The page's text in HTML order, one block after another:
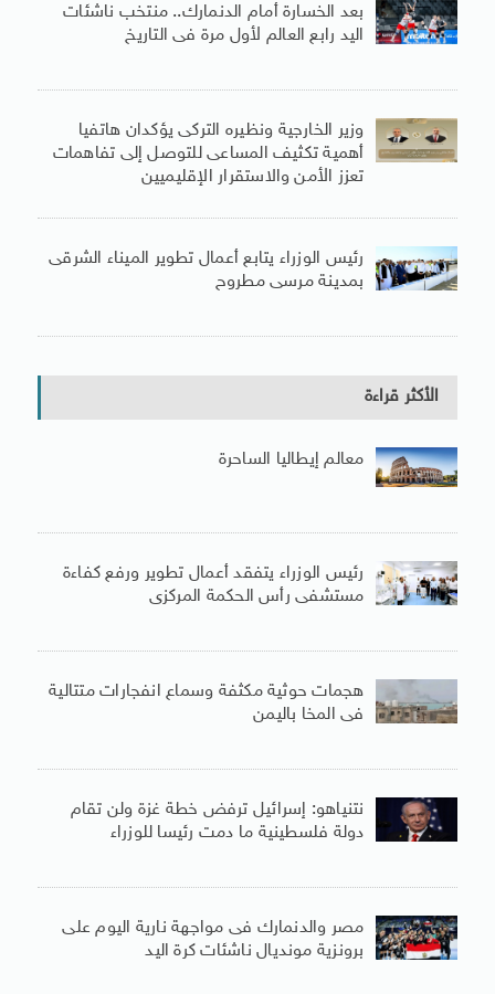
بعد الخسارة أمام الدنمارك.. منتخب ناشئات
اليد رابع العالم لأول مرة فى التاريخ
وزير الخارجية ونظيره التركى يؤكدان هاتفيا
أهمية تكثيف المساعى للتوصل إلى تفاهمات
تعزز الأمن والاستقرار الإقليميين
رئيس الوزراء يتابع أعمال تطوير الميناء الشرقى
بمدينة مرسى مطروح
الأكثر قراءة
معالم إيطاليا الساحرة
رئيس الوزراء يتفقد أعمال تطوير ورفع كفاءة
مستشفى رأس الحكمة المركزى
هجمات حوثية مكثفة وسماع انفجارات متتالية
فى المخا باليمن
نتنياهو: إسرائيل ترفض خطة غزة ولن تقام
دولة فلسطينية ما دمت رئيسا للوزراء
مصر والدنمارك فى مواجهة نارية اليوم على
برونزية مونديال ناشئات كرة اليد